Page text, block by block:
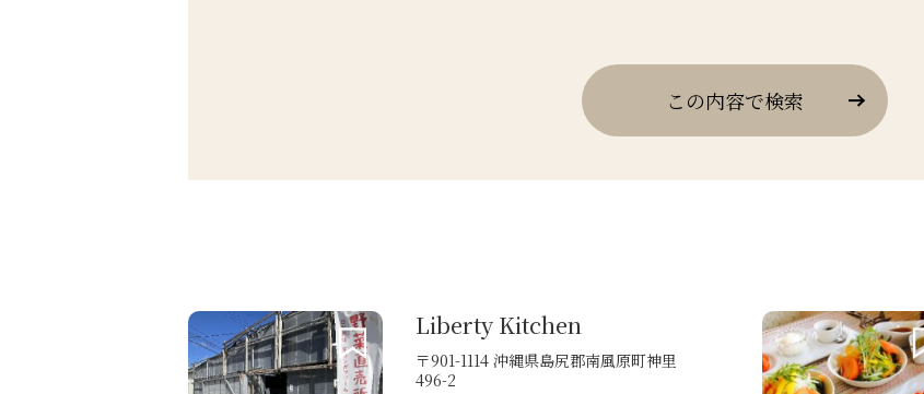
この内容で検索
Liberty Kitchen
〒901-1114 沖縄県島尻郡南風原町神里
496-2